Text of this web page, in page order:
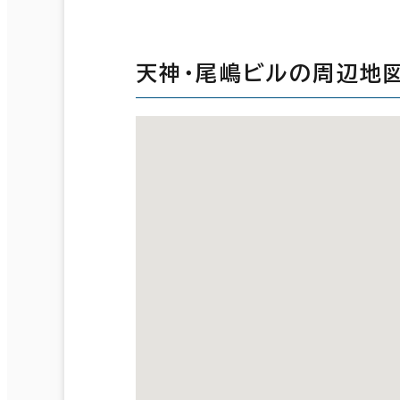
天神・尾嶋ビルの周辺地